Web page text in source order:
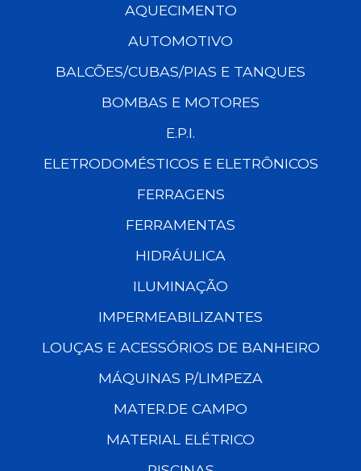
AQUECIMENTO
AUTOMOTIVO
BALCÕES/CUBAS/PIAS E TANQUES
BOMBAS E MOTORES
E.P.I.
ELETRODOMÉSTICOS E ELETRÔNICOS
FERRAGENS
FERRAMENTAS
HIDRÁULICA
ILUMINAÇÃO
IMPERMEABILIZANTES
LOUÇAS E ACESSÓRIOS DE BANHEIRO
MÁQUINAS P/LIMPEZA
MATER.DE CAMPO
MATERIAL ELÉTRICO